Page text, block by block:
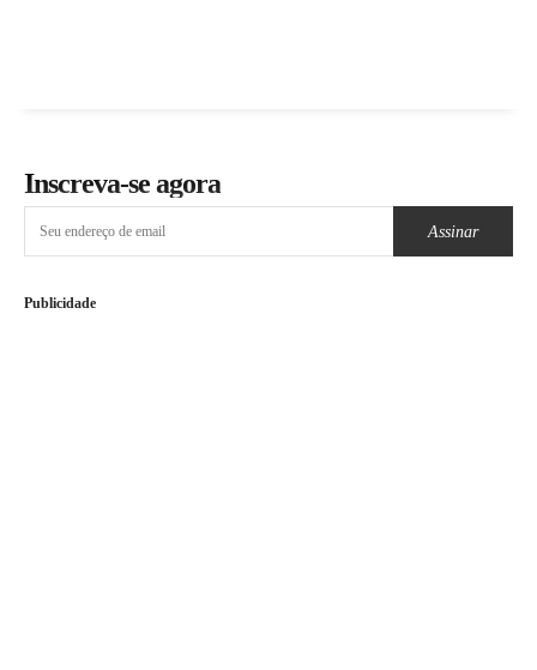
Inscreva-se agora
Assinar
Publicidade